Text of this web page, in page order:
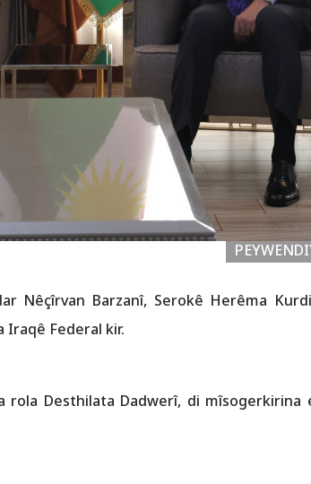
Nêçîrvan Barzanî, Serokê Herêma
Iraqê Federal kir.
Desthilata Dadwerî, di mîsogerkirina